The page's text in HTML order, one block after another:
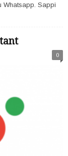
Whatsapp. Sappi
0